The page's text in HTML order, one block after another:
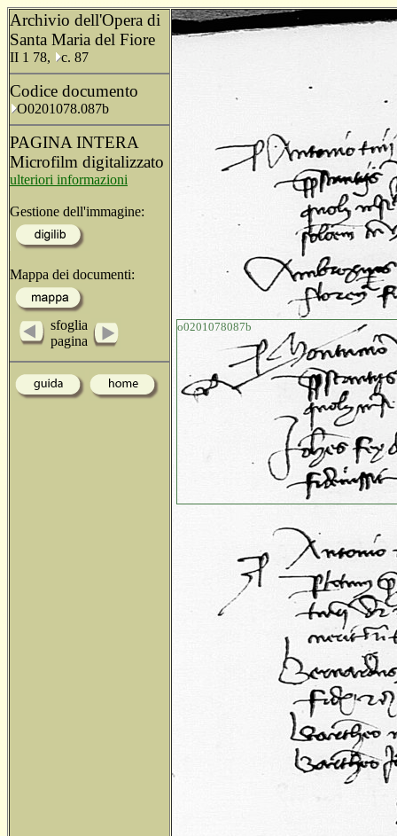
Archivio dell'Opera di
Santa Maria del Fiore
II 1 78, c. 87
Codice documento
O0201078.087b
PAGINA INTERA
Microfilm digitalizzato
ulteriori informazioni
Gestione dell'immagine:
Mappa dei documenti:
sfoglia
pagina
o0201078087b